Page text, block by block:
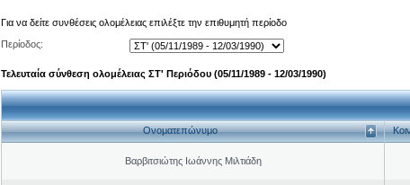
Για να δείτε συνθέσεις ολομέλειας επιλέξτε την επιθυμητή περίοδο
Περίοδος:
Τελευταία σύνθεση ολομέλειας ΣΤ' Περιόδου (05/11/1989 - 12/03/1990)
Ονοματεπώνυμο
Βαρβιτσιώτης Ιωάννης Μιλτιάδη